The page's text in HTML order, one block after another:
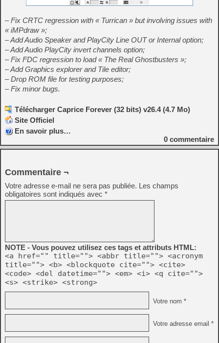
– Fix CRTC regression with « Turrican » but involving issues with
« iMPdraw »;
– Add Audio Speaker and PlayCity Line OUT or Internal option;
– Add Audio PlayCity invert channels option;
– Fix FDC regression to load « The Real Ghostbusters »;
– Add Graphics explorer and Tile editor;
– Drop ROM file for testing purposes;
– Fix minor bugs.
Télécharger Caprice Forever (32 bits) v26.4 (4.7 Mo)
Site Officiel
En savoir plus…
0 commentaire
Commentaire ¬
Votre adresse e-mail ne sera pas publiée. Les champs
obligatoires sont indiqués avec *
NOTE - Vous pouvez utilisez ces tags et attributs HTML:
<a href="" title=""> <abbr title=""> <acronym
title=""> <b> <blockquote cite=""> <cite>
<code> <del datetime=""> <em> <i> <q cite="">
<s> <strike> <strong>
Votre nom *
Votre adresse email *